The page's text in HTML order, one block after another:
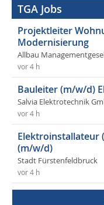
TGA Jobs
Projektleiter
Modernisierung
Allbau
vor 4 h
Bauleiter (m/w/d)
Salvia Elektrotechnik
vor 4 h
Elektroinstallateur
(m/w/d)
Stadt Fürstenfeldbruck
vor 4 h